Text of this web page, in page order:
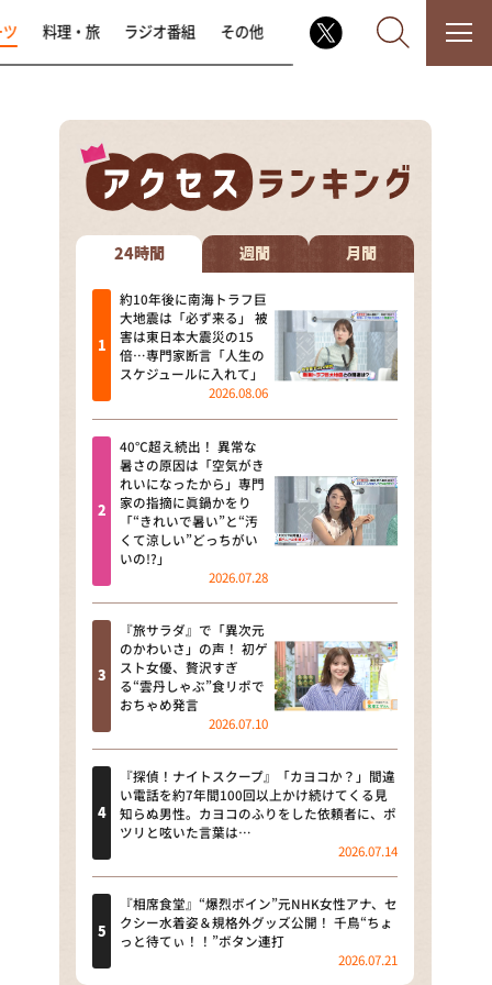
なるみ・岡村の過ぎるTV
相席食堂
これ余談なんですけど・・・
～人生密着トークバラエティ！
～ やすとものいたって真剣です
探偵！ナイトスクープ
news おかえり
河合＆A.B.C-Z塚田×福井アナ
「なんでやねん！？」（news お
かえり）
DAIGOも台所 ～きょうの献立 何
にする？～
本日はダイアンなり！シーズン２
朝だ！生です旅サラダ
教えて！ニュースライブ 正義の
ミカタ
ＬＩＦＥ～夢のカタチ～
新婚さんいらっしゃい！
ポツンと一軒家
ザキ山小屋本館
料理・旅 ラジオ番組 その他
24時間 週間 月間
約10年後に南海トラフ巨
大地震は「必ず来る」 被
害は東日本大震災の15
倍…専門家断言「人生の
スケジュールに入れて」
2026.08.06
40℃超え続出！ 異常な
暑さの原因は「空気がき
れいになったから」専門
家の指摘に眞鍋かをり
「“きれいで暑い”と“汚
くて涼しい”どっちがい
いの!?」
2026.07.28
『旅サラダ』で「異次元
のかわいさ」の声！ 初ゲ
スト女優、贅沢すぎ
る“雲丹しゃぶ”食リポで
おちゃめ発言
2026.07.10
『探偵！ナイトスクープ』「カヨコか？」間違
い電話を約7年間100回以上かけ続けてくる見
知らぬ男性。カヨコのふりをした依頼者に、ポ
ツリと呟いた言葉は…
2026.07.14
『相席食堂』“爆烈ボイン”元NHK女性アナ、セ
クシー水着姿＆規格外グッズ公開！ 千鳥“ちょ
っと待てぃ！！”ボタン連打
2026.07.21